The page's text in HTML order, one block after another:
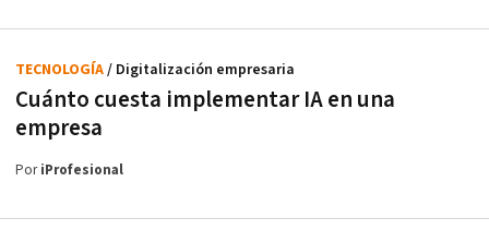
Cuánto cuesta implementar IA en una
empresa
TECNOLOGÍA/ Digitalización empresaria
PoriProfesional